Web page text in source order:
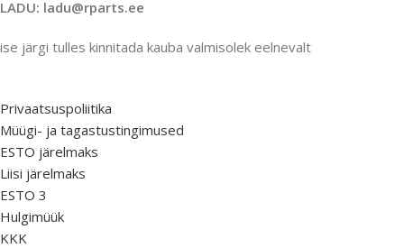
LADU: ladu@rparts.ee
ise järgi tulles kinnitada kauba valmisolek eelnevalt
Privaatsuspoliitika
Müügi- ja tagastustingimused
ESTO järelmaks
Liisi järelmaks
ESTO 3
Hulgimüük
KKK